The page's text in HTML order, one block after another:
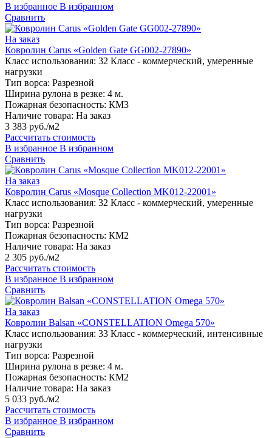
В избранное В избранном
Сравнить
На заказ
Ковролин Carus «Golden Gate GG002-27890»
Класс использования: 32 Класс - коммерческий, умеренные
нагрузки
Тип ворса: Разрезной
Ширина рулона в резке: 4 м.
Пожарная безопасность: КМ3
Наличие товара: На заказ
3 383 руб./м2
Рассчитать стоимость
В избранное В избранном
Сравнить
На заказ
Ковролин Carus «Mosque Collection MK012-22001»
Класс использования: 32 Класс - коммерческий, умеренные
нагрузки
Тип ворса: Разрезной
Пожарная безопасность: КМ2
Наличие товара: На заказ
2 305 руб./м2
Рассчитать стоимость
В избранное В избранном
Сравнить
На заказ
Ковролин Balsan «CONSTELLATION Omega 570»
Класс использования: 33 Класс - коммерческий, интенсивные
нагрузки
Тип ворса: Разрезной
Ширина рулона в резке: 4 м.
Пожарная безопасность: КМ2
Наличие товара: На заказ
5 033 руб./м2
Рассчитать стоимость
В избранное В избранном
Сравнить